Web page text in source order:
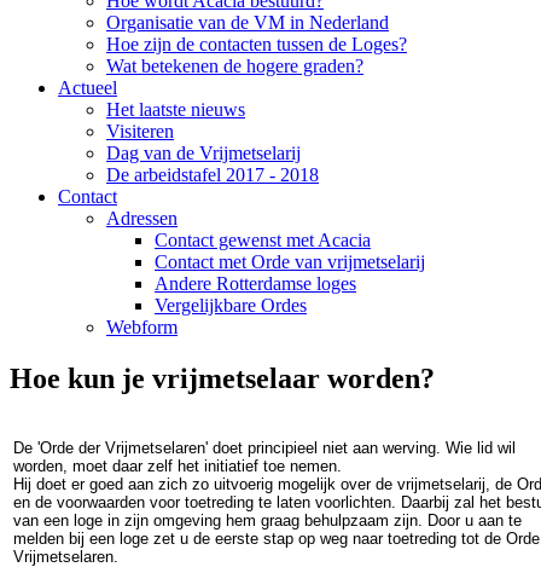
Organisatie van de VM in Nederland
Hoe zijn de contacten tussen de Loges?
Wat betekenen de hogere graden?
Actueel
Het laatste nieuws
Visiteren
Dag van de Vrijmetselarij
De arbeidstafel 2017 - 2018
Contact
Adressen
Contact gewenst met Acacia
Contact met Orde van vrijmetselarij
Andere Rotterdamse loges
Vergelijkbare Ordes
Webform
Hoe kun je vrijmetselaar worden?
De 'Orde der Vrijmetselaren' doet principieel niet aan werving. Wie lid wil
worden, moet daar zelf het initiatief toe nemen.
Hij doet er goed aan zich zo uitvoerig mogelijk over de vrijmetselarij, de
en de voorwaarden voor toetreding te laten voorlichten. Daarbij zal het
van een loge in zijn omgeving hem graag behulpzaam zijn. Door u aan te
melden bij een loge zet u de eerste stap op weg naar toetreding tot de
Vrijmetselaren.